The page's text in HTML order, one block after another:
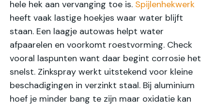
hele hek aan vervanging toe is. Spijlenhekwerk
heeft vaak lastige hoekjes waar water blijft
staan. Een laagje autowas helpt water
afpaarelen en voorkomt roestvorming. Check
vooral laspunten want daar begint corrosie het
snelst. Zinkspray werkt uitstekend voor kleine
beschadigingen in verzinkt staal. Bij aluminium
hoef je minder bang te zijn maar oxidatie kan